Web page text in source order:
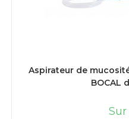
Aspirateur de
BOCAL